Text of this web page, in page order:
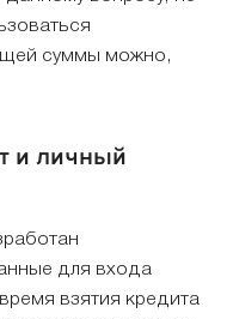
суммы можно,
и личный
для входа
взятия кредита